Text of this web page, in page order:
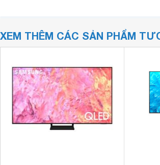
XEM THÊM CÁC SẢN PHẨM